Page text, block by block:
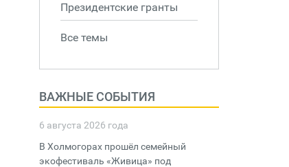
Президентские гранты
Все темы
ВАЖНЫЕ СОБЫТИЯ
6 августа 2026 года
В Холмогорах прошёл семейный
экофестиваль «Живица» под